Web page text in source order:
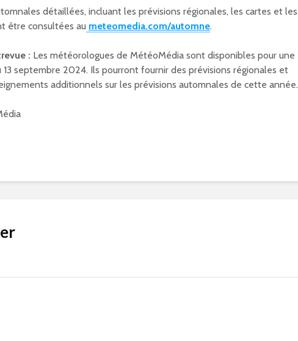
détaillées, incluant les prévisions régionales, les cartes et les
être consultées au meteomedia.com/automne.
: Les météorologues de MétéoMédia sont disponibles pour une
13 septembre 2024. Ils pourront fournir des prévisions régionales et
additionnels sur les prévisions automnales de cette année.